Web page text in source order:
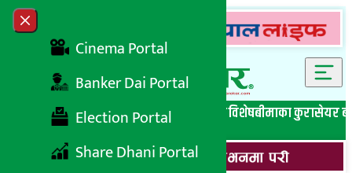
Skip to content
Close menu
Cinema Portal
Banker Dai Portal
Election Portal
Share Dhani Portal
सबै समाचारबेथिति मुर्दाबादबैंकिङ विशेष लघुवित्त विशेषबीमाका कुरासेयर